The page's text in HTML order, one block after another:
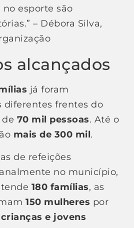
esporte são
– Débora Silva,
alcançados
já foram
diferentes frentes do
70 mil pessoas. Até o
mais de 300 mil.
de refeições
no município,
180 famílias, as
150 mulheres por
crianças e jovens